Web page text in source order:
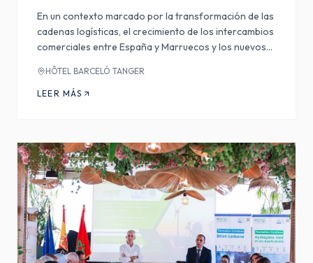
En un contexto marcado por la transformación de las
cadenas logísticas, el crecimiento de los intercambios
comerciales entre España y Marruecos y los nuevos
de Comercio de España en Marruecos – Tánger,
Nado…
HÔTEL BARCELÓ TANGER
LEER MÁS